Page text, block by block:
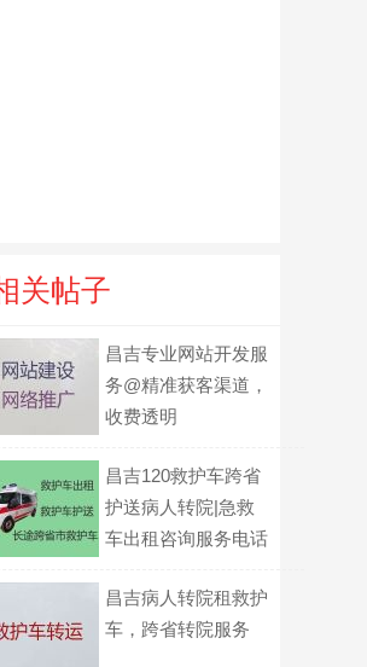
关帖子
昌吉专业网站开发服
务@精准获客渠道，
收费透明
昌吉120救护车跨省
护送病人转院|急救
车出租咨询服务电话
昌吉病人转院租救护
车，跨省转院服务